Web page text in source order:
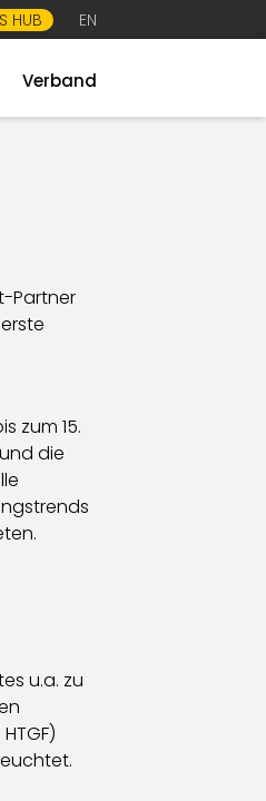
HUB EN
Verband
Partner
zum 15.
die
u.a. zu